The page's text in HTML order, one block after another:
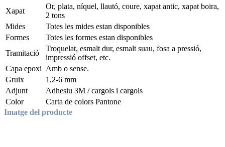
Xapat
Or, plata, níquel, llautó, coure, xapat antic, xapat boira,
2 tons
Mides
Totes les mides estan disponibles
Formes
Totes les formes estan disponibles
Tramitació
Troquelat, esmalt dur, esmalt suau, fosa a pressió,
impressió offset, etc.
Capa epoxi Amb o sense.
Gruix
1,2-6 mm
Adjunt
Adhesiu 3M / cargols i cargols
Color
Carta de colors Pantone
Imatge del producte